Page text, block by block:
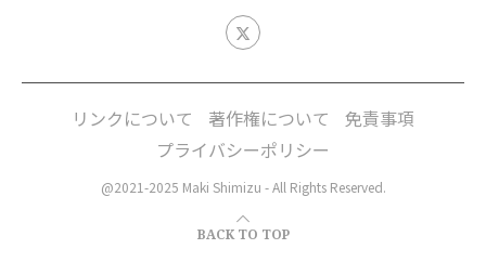
リンクについて 著作権について
免責事項
プライバシーポリシー
@2021-2025 Maki Shimizu - All Rights Reserved.
BACK TO TOP